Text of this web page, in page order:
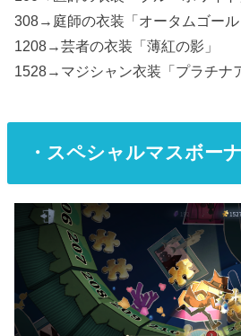
308→庭師の衣装「オータムゴール
1208→芸者の衣装「薄紅の影」
1528→マジシャン衣装「プラチナ
・スペシャルマスボー